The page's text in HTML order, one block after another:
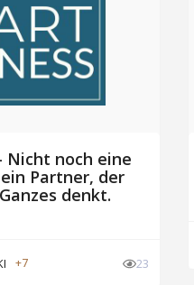
Nicht noch eine
Partner, der
denkt.
+7 23